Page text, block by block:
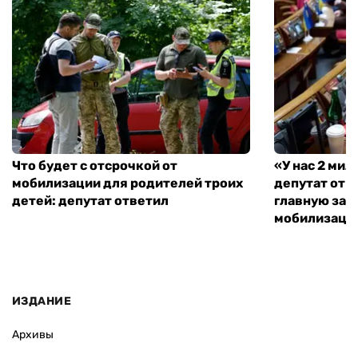
Что будет с отсрочкой от
мобилизации для родителей троих
детей: депутат ответил
«У нас 2
депутат от
главную
ИЗДАНИЕ
Архивы